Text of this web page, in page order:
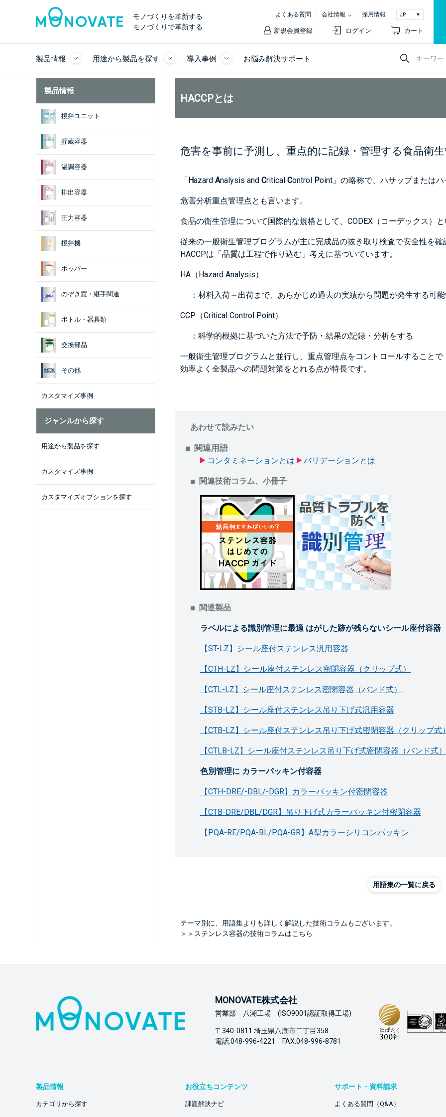
モノづくりを革新する
モノづくりで革新する
よくある質問 会社情報 採用情報
新規会員登録 ログイン カート
製品情報 用途から製品を探す 導入事例 お悩み解決サポート
製品情報
撹拌ユニット
貯蔵容器
温調容器
排出容器
圧力容器
撹拌機
ホッパー
のぞき窓・継手関連
ボトル・器具類
交換部品
その他
カスタマイズ事例
ジャンルから探す
用途から製品を探す
カスタマイズ事例
カスタマイズオプションを探す
HACCPとは
危害を事前に予測し、重点的に記録・管理する食品衛
「Hazard Analysis and Critical Control Point」の略称で、ハサップまたは
危害分析重点管理点とも言います。
食品の衛生管理について国際的な規格として、CODEX（コーデックス）
従来の一般衛生管理プログラムが主に完成品の抜き取り検査で安全性を
HACCPは「品質は工程で作り込む」考えに基づいています。
HA（Hazard Analysis）
：材料入荷～出荷まで、あらかじめ過去の実績から問題が発生する可
CCP（Critical Control Point）
：科学的根拠に基づいた方法で予防・結果の記録・分析をする
一般衛生管理プログラムと並行し、重点管理点をコントロールすることで
効率よく全製品への問題対策をとれる点が特長です。
あわせて読みたい
関連用語
コンタミネーションとは バリデーションとは
関連技術コラム、小冊子
関連製品
ラベルによる識別管理に最適 はがした跡が残らないシール座付容器
【ST-LZ】シール座付ステンレス汎用容器
【CTH-LZ】シール座付ステンレス密閉容器（クリップ式）
【CTL-LZ】シール座付ステンレス密閉容器（バンド式）
【STB-LZ】シール座付ステンレス吊り下げ式汎用容器
【CTB-LZ】シール座付ステンレス吊り下げ式密閉容器（クリップ式
【CTLB-LZ】シール座付ステンレス吊り下げ式密閉容器（バンド式）
色別管理に カラーパッキン付容器
【CTH-DRE/-DBL/-DGR】カラーパッキン付密閉容器
【CTB-DRE/DBL/DGR】吊り下げ式カラーパッキン付密閉容器
【PQA-RE/PQA-BL/PQA-GR】A型カラーシリコンパッキン
用語集の一覧に戻る
テーマ別に、用語集よりも詳しく解説した技術コラムもございます。
＞＞ステンレス容器の技術コラムはこちら
MONOVATE株式会社
営業部 八潮工場 (ISO9001認証取得工場)
〒340-0811 埼玉県八潮市二丁目358
電話:048-996-4221 FAX:048-996-8781
製品情報
カテゴリから探す
お役立ちコンテンツ
課題解決ナビ
サポート・資料請求
よくある質問（Q&A）